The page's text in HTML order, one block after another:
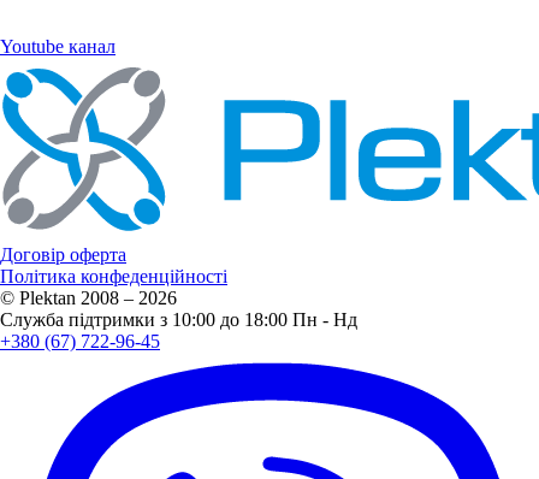
Youtube канал
Договір оферта
Політика конфеденційності
© Plektan 2008 – 2026
Служба підтримки з 10:00 до 18:00 Пн - Нд
+380 (67) 722-96-45